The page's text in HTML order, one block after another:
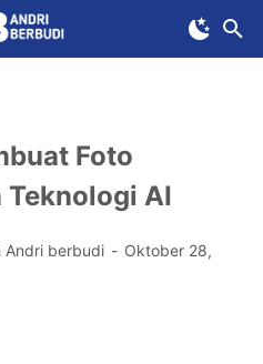
Foto
Teknologi AI
Andri berbudi
Oktober 28,